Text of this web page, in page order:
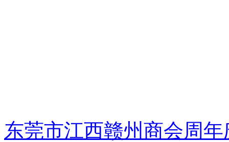
东莞市江西赣州商会周